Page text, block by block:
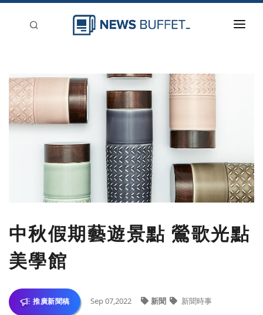
新聞稿分類
刊登
中秋假期藝遊景點 鶯歌光點
美學館
推廣新聞稿 Sep 07,2022 新聞 新聞時事